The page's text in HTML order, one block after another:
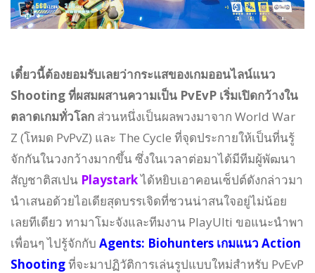
เดี๋ยวนี้ต้องยอมรับเลยว่ากระแสของเกมออนไลน์แนว
Shooting ที่ผสมผสานความเป็น PvEvP เริ่มเปิดกว้างใน
ตลาดเกมทั่วโลก ส่วนหนึ่งเป็นผลพวงมาจาก World War
Z (โหมด PvPvZ) และ The Cycle ที่จุดประกายให้เป็นที่นรู้
จักกันในวงกว้างมากขึ้น ซึ่งในเวลาต่อมาได้มีทีมผู้พัฒนา
สัญชาติสเปน Playstarkได้หยิบเอาคอนเซ็ปต์ดังกล่าวมา
นำเสนอด้วยไอเดียสุดบรรเจิดที่ชวนน่าสนใจอยู่ไม่น้อย
เลยทีเดียว ทามาโมะจังและทีมงาน PlayUlti ขอแนะนำพา
เพื่อนๆ ไปรู้จักกับ Agents: Biohunters เกมแนว Action
Shootingที่จะมาปฏิวัติการเล่นรูปแบบใหม่สำหรับ PvEvP